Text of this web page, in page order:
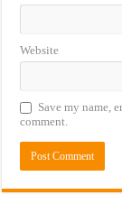
Website
Save my name,
comment.